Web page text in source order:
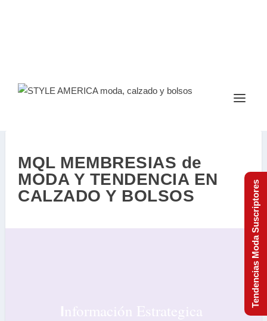
MQL MEMBRESIAS de
MODA Y TENDENCIA EN
CALZADO Y BOLSOS
Información Estrategica
Tendencias Moda Suscriptores